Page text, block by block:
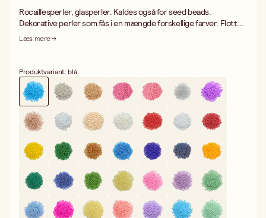
Rocaillesperler, glasperler. Kaldes også for seed beads.
Dekorative perler som fås i en mængde forskellige farver. Flotte
til smykker såsom halskæder, armbånd og øreringe eller hvorfor
dekorative til at brodere med på f.eks. tøj, tasker, puder m.m.
Perlerne er fremstillet i Europa og er af høj kvalitet. Huldiameter
0,8-0,9 mm. Pakke med ca. 532 perler.
Læs mere
Produktvariant: blå